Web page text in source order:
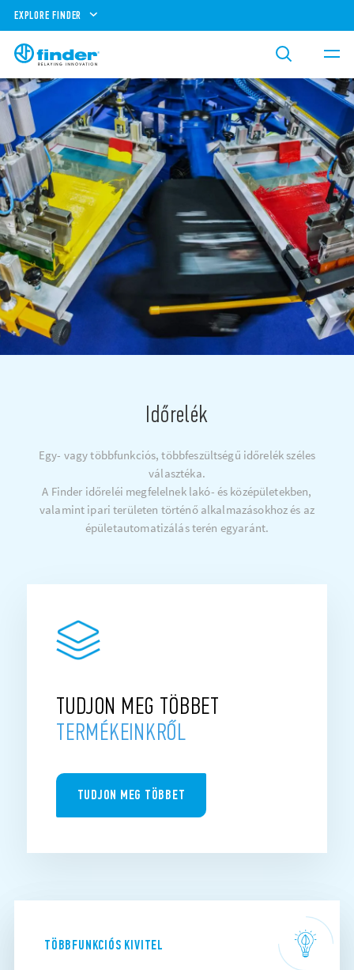
EXPLORE FINDER
Időrelék
Egy- vagy többfunkciós, többfeszültségű időrelék széles
választéka.
A Finder időreléi megfelelnek lakó- és középületekben,
valamint ipari területen történő alkalmazásokhoz és az
épületautomatizálás terén egyaránt.
TUDJON MEG TÖBBET
TERMÉKEINKRŐL
TUDJON MEG TÖBBET
TÖBBFUNKCIÓS KIVITEL